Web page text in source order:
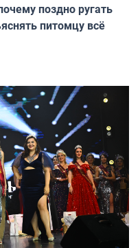
поздно ругать
питомцу всё